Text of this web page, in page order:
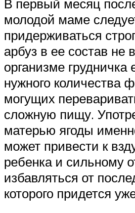
В первый месяц
молодой маме
придерживаться
арбуз в ее состав не
организме грудничка
нужного количества
могущих
сложную пищу.
матерью ягоды
может привести к
ребенка и сильному
избавляться от
которого придется